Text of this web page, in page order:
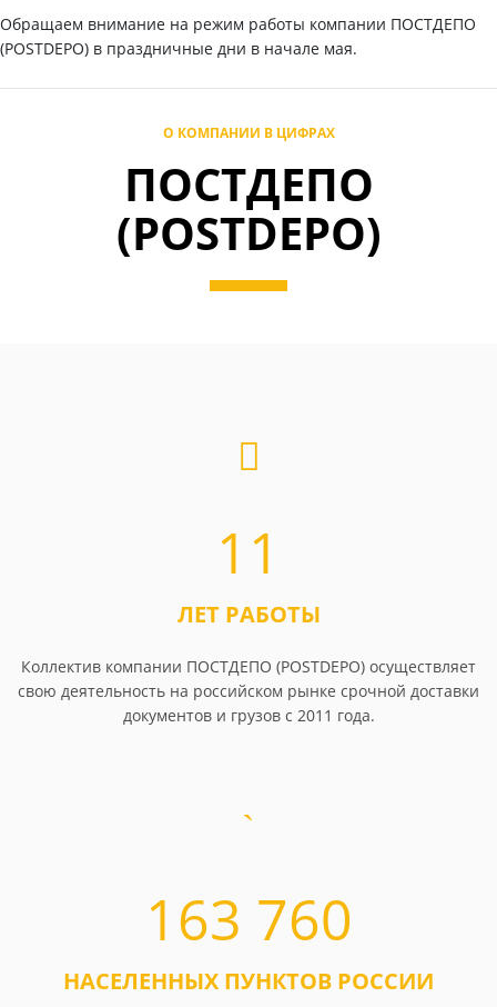
Обращаем внимание на режим работы компании ПОСТДЕПО
(POSTDEPO) в праздничные дни в начале мая.
О КОМПАНИИ В ЦИФРАХ
ПОСТДЕПО
(POSTDEPO)
11
ЛЕТ РАБОТЫ
Коллектив компании ПОСТДЕПО (POSTDEPO) осуществляет
свою деятельность на российском рынке срочной доставки
документов и грузов с 2011 года.
163 760
НАСЕЛЕННЫХ ПУНКТОВ РОССИИ